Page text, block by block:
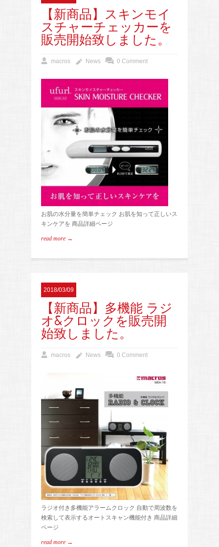
【新商品】スキンモイ
スチャーチェッカーを
販売開始致しました。
macros News 0 Comment
お肌の水分量を簡単チェック お肌を知って正しいス
キンケアを 商品詳細ページ
read more →
2018/03/09
【新商品】多機能 ラジ
オ&クロックを販売開
始致しました。
macros News 0 Comment
ラジオ付き多機能アラームクロック 自動で周波数を
検索して表示するオートスキャン機能付き 商品詳細
ページ
read more →